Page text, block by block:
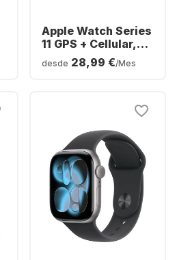
Apple Watch Series
11 GPS + Cellular,
caja de aluminio,
42 mm
desde 28,99 €/Mes